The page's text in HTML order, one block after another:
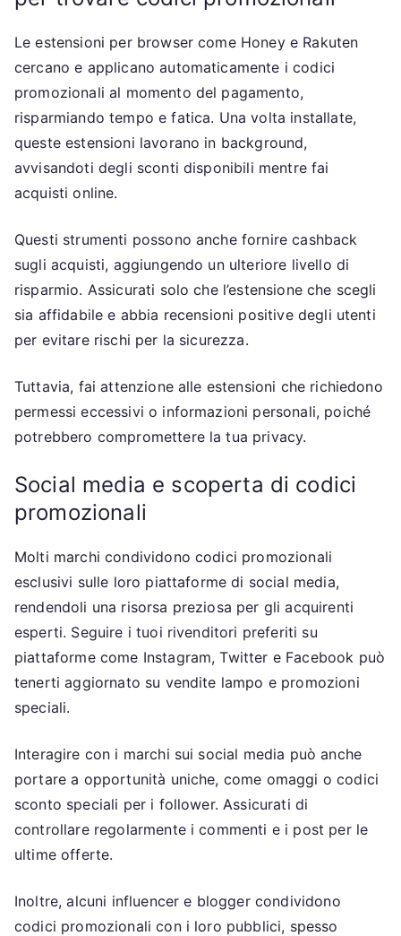
Le estensioni per browser come Honey e Rakuten
cercano e applicano automaticamente i codici
promozionali al momento del pagamento,
risparmiando tempo e fatica. Una volta installate,
queste estensioni lavorano in background,
avvisandoti degli sconti disponibili mentre fai
acquisti online.
Questi strumenti possono anche fornire cashback
sugli acquisti, aggiungendo un ulteriore livello di
risparmio. Assicurati solo che l’estensione che scegli
sia affidabile e abbia recensioni positive degli utenti
per evitare rischi per la sicurezza.
Tuttavia, fai attenzione alle estensioni che richiedono
permessi eccessivi o informazioni personali, poiché
potrebbero compromettere la tua privacy.
Social media e scoperta di codici
promozionali
Molti marchi condividono codici promozionali
esclusivi sulle loro piattaforme di social media,
rendendoli una risorsa preziosa per gli acquirenti
esperti. Seguire i tuoi rivenditori preferiti su
piattaforme come Instagram, Twitter e Facebook può
tenerti aggiornato su vendite lampo e promozioni
speciali.
Interagire con i marchi sui social media può anche
portare a opportunità uniche, come omaggi o codici
sconto speciali per i follower. Assicurati di
controllare regolarmente i commenti e i post per le
ultime offerte.
Inoltre, alcuni influencer e blogger condividono
codici promozionali con i loro pubblici, spesso